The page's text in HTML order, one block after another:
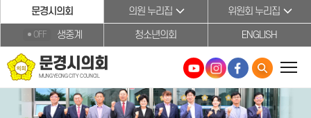
본문바로가기문경시의회 의원 누리집 위원회 누리집
OFF 생중계 청소년의회 ENGLISH
문경시의회
MUNGYEONG CITY COUNCIL